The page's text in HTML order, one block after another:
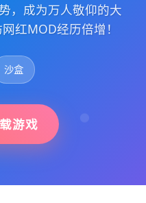
，成为万人敬仰的大
红MOD经历倍增！
沙盒
游戏